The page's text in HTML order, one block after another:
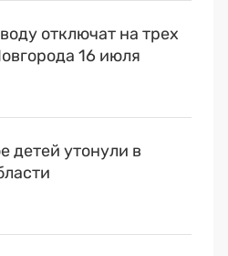
отключат на трех
16 июля
детей утонули в